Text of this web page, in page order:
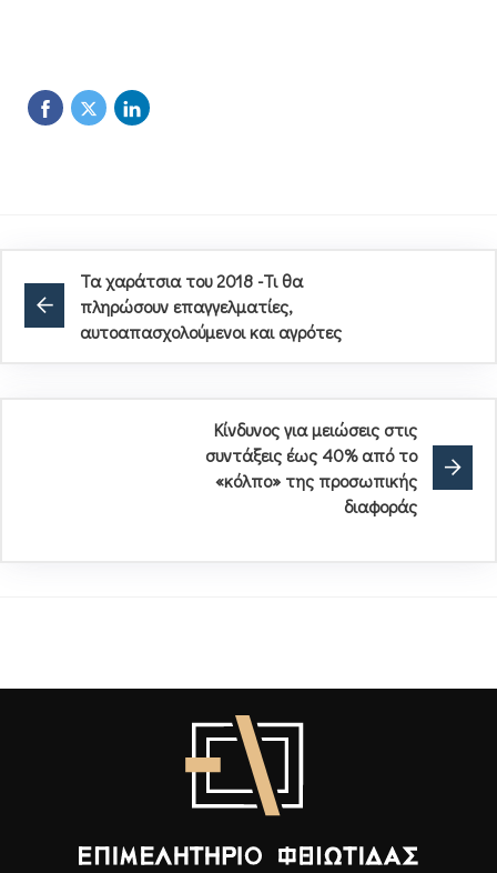
Τα χαράτσια του 2018 -Τι θα
πληρώσουν επαγγελματίες,
αυτοαπασχολούμενοι και αγρότες
Κίνδυνος για μειώσεις στις
συντάξεις έως 40% από το
«κόλπο» της προσωπικής
διαφοράς